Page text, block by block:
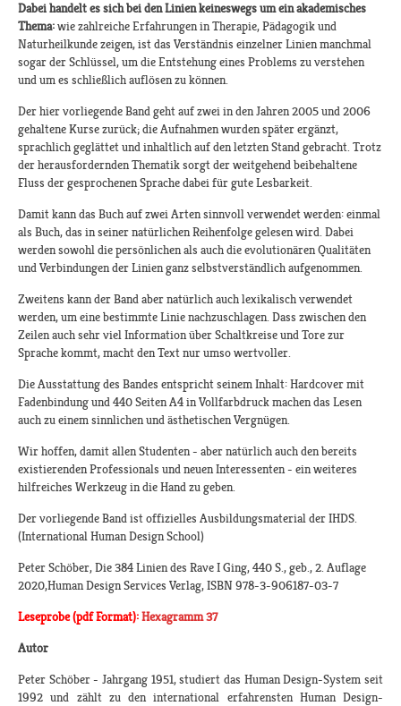
Dabei handelt es sich bei den Linien keineswegs um ein akademisches
Thema:wie zahlreiche Erfahrungen in Therapie, Pädagogik und
Naturheilkunde zeigen, ist das Verständnis einzelner Linien manchmal
sogar der Schlüssel, um die Entstehung eines Problems zu verstehen
und um es schließlich auflösen zu können.
Der hier vorliegende Band geht auf zwei in den Jahren 2005 und 2006
gehaltene Kurse zurück; die Aufnahmen wurden später ergänzt,
sprachlich geglättet und inhaltlich auf den letzten Stand gebracht. Trotz
der herausfordernden Thematik sorgt der weitgehend beibehaltene
Fluss der gesprochenen Sprache dabei für gute Lesbarkeit.
Damit kann das Buch auf zwei Arten sinnvoll verwendet werden: einmal
als Buch, das in seiner natürlichen Reihenfolge gelesen wird. Dabei
werden sowohl die persönlichen als auch die evolutionären Qualitäten
und Verbindungen der Linien ganz selbstverständlich aufgenommen.
Zweitens kann der Band aber natürlich auch lexikalisch verwendet
werden, um eine bestimmte Linie nachzuschlagen. Dass zwischen den
Zeilen auch sehr viel Information über Schaltkreise und Tore zur
Sprache kommt, macht den Text nur umso wertvoller.
Die Ausstattung des Bandes entspricht seinem Inhalt: Hardcover mit
Fadenbindung und 440 Seiten A4 in Vollfarbdruck machen das Lesen
auch zu einem sinnlichen und ästhetischen Vergnügen.
Wir hoffen, damit allen Studenten - aber natürlich auch den bereits
existierenden Professionals und neuen Interessenten - ein weiteres
hilfreiches Werkzeug in die Hand zu geben.
Der vorliegende Band ist offizielles Ausbildungsmaterial der IHDS.
(International Human Design School)
Peter Schöber, Die 384 Linien des Rave I Ging, 440 S., geb., 2. Auflage
2020,Human Design Services Verlag, ISBN 978-3-906187-03-7
Leseprobe (pdf Format):Hexagramm 37
Autor
Peter Schöber - Jahrgang 1951, studiert das Human Design-System seit
1992 und zählt zu den international erfahrensten Human Design-